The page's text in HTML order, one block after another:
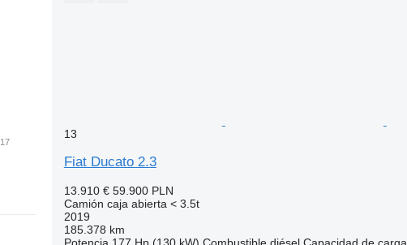
13
Fiat Ducato 2.3
13.910 € 59.900 PLN
Camión caja abierta < 3.5t
2019
185.378 km
Potencia 177 Hp (130 kW) Combustible diésel Capacidad de carga